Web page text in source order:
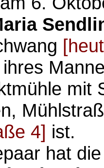
ihres
mit
4] ist.
hat